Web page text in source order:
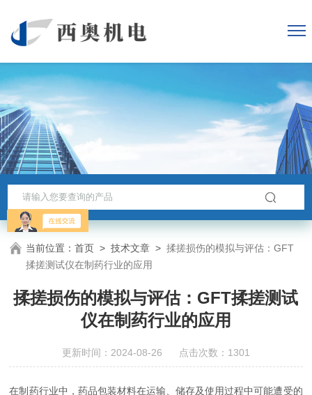
当前位置：首页 >技术文章 >揉搓损伤的模拟与评估：GFT
揉搓测试仪在制药行业的应用
揉搓损伤的模拟与评估：GFT揉搓测试
仪在制药行业的应用
更新时间：2024-08-26 点击次数：1301
在制药行业中，药品包装材料在运输、储存及使用过程中可能遭受的